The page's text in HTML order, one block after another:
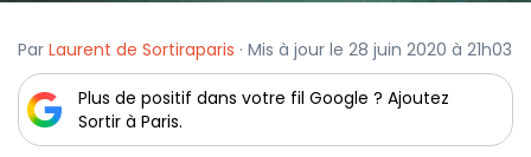
Par Laurent de Sortiraparis · Mis à jour le 28 juin 2020 à 21h03
Plus de positif dans votre fil Google ? Ajoutez
Sortir à Paris.